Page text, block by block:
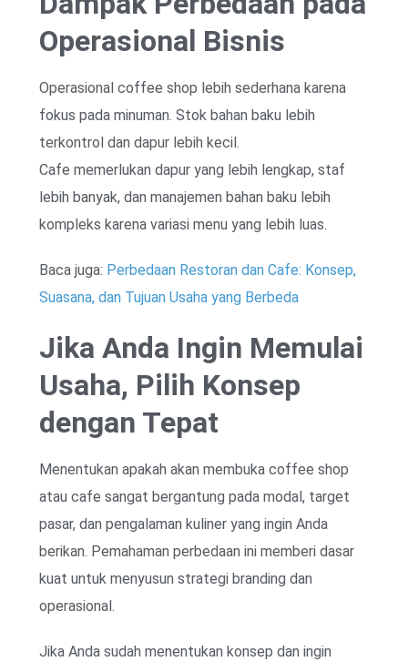
Operasional Bisnis
Operasional coffee shop lebih sederhana karena
fokus pada minuman. Stok bahan baku lebih
terkontrol dan dapur lebih kecil.
Cafe memerlukan dapur yang lebih lengkap, staf
lebih banyak, dan manajemen bahan baku lebih
kompleks karena variasi menu yang lebih luas.
Baca juga: Perbedaan Restoran dan Cafe: Konsep,
Suasana, dan Tujuan Usaha yang Berbeda
Jika Anda Ingin Memulai
Usaha, Pilih Konsep
dengan Tepat
Menentukan apakah akan membuka coffee shop
atau cafe sangat bergantung pada modal, target
pasar, dan pengalaman kuliner yang ingin Anda
berikan. Pemahaman perbedaan ini memberi dasar
kuat untuk menyusun strategi branding dan
operasional.
Jika Anda sudah menentukan konsep dan ingin